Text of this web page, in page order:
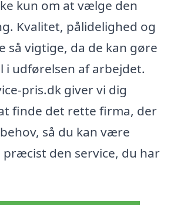
kun om at vælge den
Kvalitet, pålidelighed og
så vigtige, da de kan gøre
i udførelsen af arbejdet.
pris.dk giver vi dig
finde det rette firma, der
så du kan være
præcist den service, du har